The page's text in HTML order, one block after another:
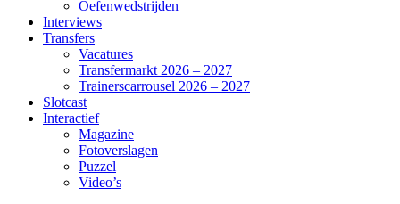
Oefenwedstrijden
Interviews
Transfers
Vacatures
Transfermarkt 2026 – 2027
Trainerscarrousel 2026 – 2027
Slotcast
Interactief
Magazine
Fotoverslagen
Puzzel
Video’s